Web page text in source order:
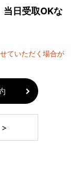
日受取OKな
ていただく場合が